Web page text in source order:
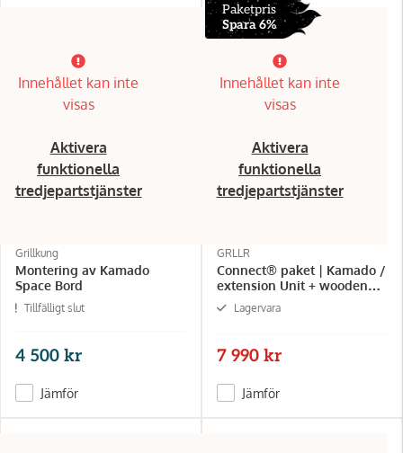
Innehållet kan inte
visas
Aktivera
funktionella
tredjepartstjänster
Grillkung
Montering av Kamado
Space Bord
Tillfälligt slut
4 500 kr
Jämför
Paketpris
Spara 6%
Innehållet kan inte
visas
Aktivera
funktionella
tredjepartstjänster
GRLLR
Connect® paket | Kamado /
extension Unit + wooden
top | Modul för kamado
med toppskiva
Lagervara
7 990 kr
Jämför